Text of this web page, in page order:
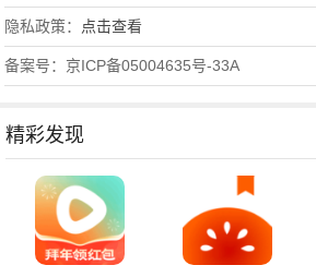
隐私政策： 点击查看
备案号：京ICP备05004635号-33A
精彩发现